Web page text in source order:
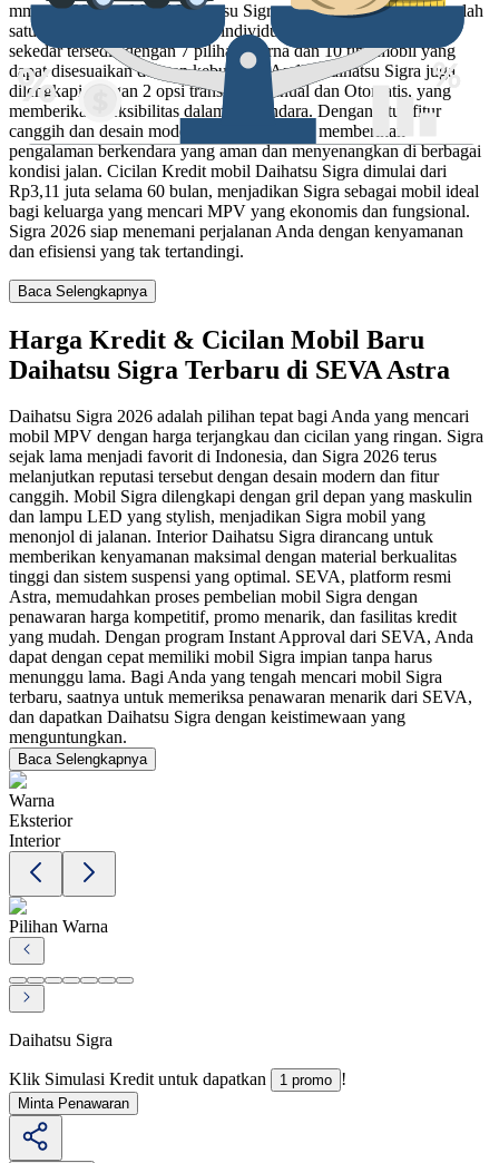
mm x 1600 mm. Mobil Daihatsu Sigra . di Indonesia, menjadi salah
satu mobil yang diminati bagi individu maupun keluarga. Tidak
sekedar tersedia dengan 7 pilihan warna dan 10 tipe mobil yang
dapat disesuaikan dengan kebutuhan Anda, Daihatsu Sigra juga
dilengkapi dengan 2 opsi transmisi Manual dan Otomatis, yang
memberikan fleksibilitas dalam berkendara. Dengan fitur-fitur
canggih dan desain modern, Daihatsu Sigra memberikan
pengalaman berkendara yang aman dan menyenangkan di berbagai
kondisi jalan. Cicilan Kredit mobil Daihatsu Sigra dimulai dari
Rp3,11 juta selama 60 bulan, menjadikan Sigra sebagai mobil ideal
bagi keluarga yang mencari MPV yang ekonomis dan fungsional.
Sigra 2026 siap menemani perjalanan Anda dengan kenyamanan
dan efisiensi yang tak tertandingi.
Baca Selengkapnya
Harga Kredit & Cicilan Mobil Baru
Daihatsu Sigra Terbaru di SEVA Astra
Daihatsu Sigra 2026 adalah pilihan tepat bagi Anda yang mencari
mobil MPV dengan harga terjangkau dan cicilan yang ringan. Sigra
sejak lama menjadi favorit di Indonesia, dan Sigra 2026 terus
melanjutkan reputasi tersebut dengan desain modern dan fitur
canggih. Mobil Sigra dilengkapi dengan gril depan yang maskulin
dan lampu LED yang stylish, menjadikan Sigra mobil yang
menonjol di jalanan. Interior Daihatsu Sigra dirancang untuk
memberikan kenyamanan maksimal dengan material berkualitas
tinggi dan sistem suspensi yang optimal. SEVA, platform resmi
Astra, memudahkan proses pembelian mobil Sigra dengan
penawaran harga kompetitif, promo menarik, dan fasilitas kredit
yang mudah. Dengan program Instant Approval dari SEVA, Anda
dapat dengan cepat memiliki mobil Sigra impian tanpa harus
menunggu lama. Bagi Anda yang tengah mencari mobil Sigra
terbaru, saatnya untuk memeriksa penawaran menarik dari SEVA,
dan dapatkan Daihatsu Sigra dengan keistimewaan yang
menguntungkan.
Baca Selengkapnya
Warna
Eksterior
Interior
Pilihan Warna
Daihatsu Sigra
Klik Simulasi Kredit untuk dapatkan 1 promo !
Minta Penawaran